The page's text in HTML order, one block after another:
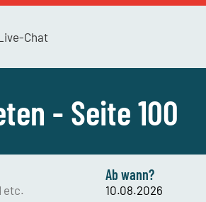
Chat
- Seite 100
Ab wann?